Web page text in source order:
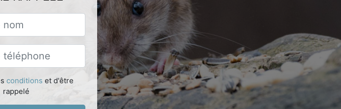
conditions et d'être
rappelé